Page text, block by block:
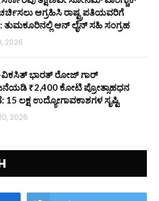
ಆಗ್ರಹಿಸಿ ರಾಷ್ಟ್ರಪತಿಯವರಿಗೆ
ಆನ್‌ ಲೈನ್ ಸಹಿ ಸಂಗ್ರಹ
2026
ಭಾರತ್ ರೋಜ್‌ ಗಾರ್
₹2,400 ಕೋಟಿ ಪ್ರೋತ್ಸಾಹಧನ
15 ಲಕ್ಷ ಉದ್ಯೋಗಾವಕಾಶಗಳ ಸೃಷ್ಟಿ
2026